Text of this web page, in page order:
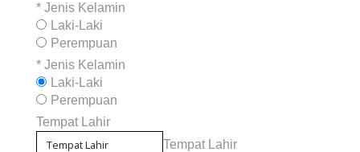
* Jenis Kelamin
Laki-Laki
Perempuan
* Jenis Kelamin
Laki-Laki
Perempuan
Tempat Lahir
Tempat Lahir